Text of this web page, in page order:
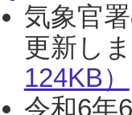
気象官
更新し
124KB）
令和6年